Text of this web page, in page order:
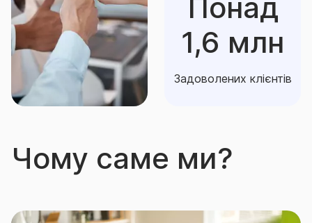
Понад
1,6 млн
Задоволених клієнтів
Чому саме ми?